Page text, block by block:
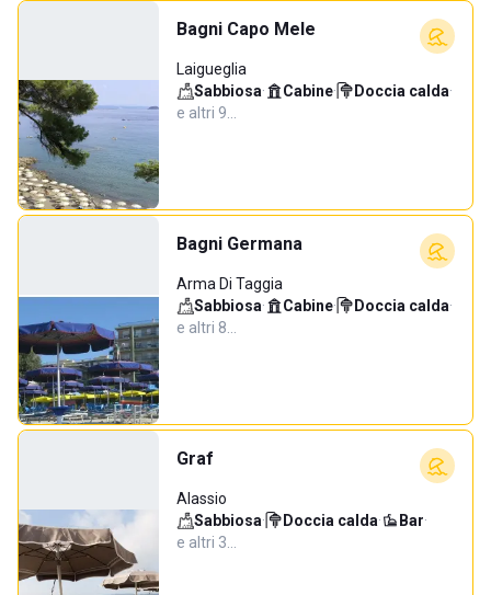
Bagni Capo Mele
Laigueglia
Sabbiosa· Cabine· Doccia calda·
e altri 9…
Bagni Germana
Arma Di Taggia
Sabbiosa· Cabine· Doccia calda·
e altri 8…
Graf
Alassio
Sabbiosa· Doccia calda· Bar·
e altri 3…